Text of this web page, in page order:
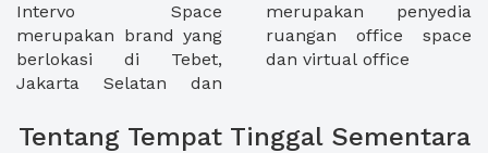
Intervo Space
merupakan brand yang
berlokasi di Tebet,
Jakarta Selatan dan
merupakan penyedia
ruangan office space
dan virtual office
Tentang Tempat Tinggal Sementara